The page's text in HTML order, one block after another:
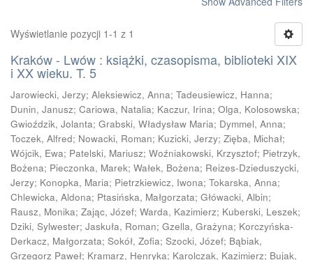
Wyświetlanie pozycji 1-1 z 1
Kraków - Lwów : książki, czasopisma, biblioteki XIX
i XX wieku. T. 5
Jarowiecki, Jerzy; Aleksiewicz, Anna; Tadeusiewicz, Hanna;
Dunin, Janusz; Cariowa, Natalia; Kaczur, Irina; Olga, Kolosowska;
Gwioździk, Jolanta; Grabski, Władysław Maria; Dymmel, Anna;
Toczek, Alfred; Nowacki, Roman; Kuzicki, Jerzy; Zięba, Michał;
Wójcik, Ewa; Patelski, Mariusz; Woźniakowski, Krzysztof; Pietrzyk,
Bożena; Pieczonka, Marek; Wałek, Bożena; Reizes-Dzieduszycki,
Jerzy; Konopka, Maria; Pietrzkiewicz, Iwona; Tokarska, Anna;
Chlewicka, Aldona; Ptasińska, Małgorzata; Główacki, Albin;
Rausz, Monika; Zając, Józef; Warda, Kazimierz; Kuberski, Leszek;
Dziki, Sylwester; Jaskuła, Roman; Gzella, Grażyna; Korczyńska-
Derkacz, Małgorzata; Sokół, Zofia; Szocki, Józef; Bąbiak,
Grzegorz Paweł; Kramarz, Henryka; Karolczak, Kazimierz; Bujak,